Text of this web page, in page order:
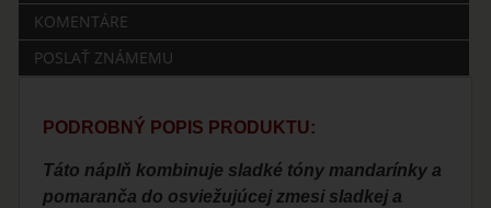
KOMENTÁRE
POSLAŤ ZNÁMEMU
PODROBNÝ POPIS PRODUKTU:
Táto náplň kombinuje sladké tóny mandarínky a
pomaranča do osviežujúcej zmesi sladkej a